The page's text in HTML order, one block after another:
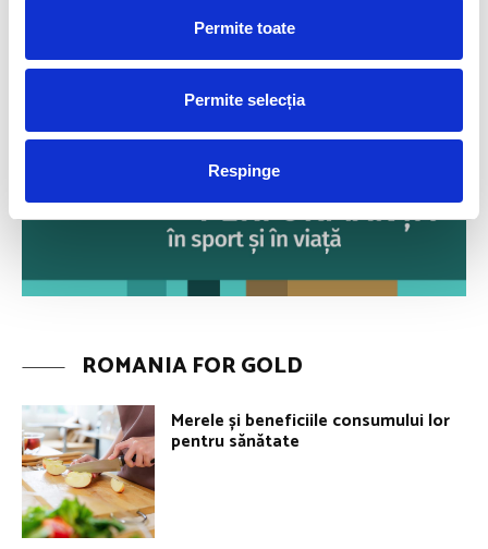
Permite toate
Permite selecția
Respinge
ROMANIA FOR GOLD
Merele și beneficiile consumului lor
pentru sănătate